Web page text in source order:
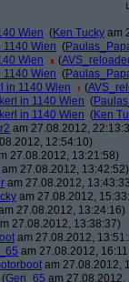
Wien (Ken Tucky am
1140 Wien (
Wien
(
1140 Wien (
in 1140 Wien
(
in 1140 Wien (
in 1140 Wien (Ken
am 27.08.2012,
12:54:10)
27.08.2012, 13:21:58)
am 27.08.2012, 13:42:52)
am 27.08.2012,
am 27.08.2012,
27.08.2012, 13:24:16)
27.08.2012, 13:38:37)
am 27.08.2012,
am 27.08.2012,
am 27.08.2012,
(Geri_65 am 27.08.2012,